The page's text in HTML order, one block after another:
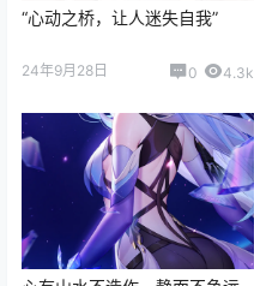
“心动之桥，让人迷失自我”
24年9月28日 0 4.3k